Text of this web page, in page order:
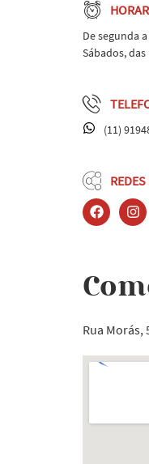
De segunda
Sábados,
(11)
Rua Morás,